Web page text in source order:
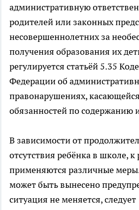
административную
родителей или законных
несовершеннолетних за
получения образования их
регулируется статьёй 5.35
Федерации об
правонарушениях,
обязанностей по содержанию
В зависимости от
отсутствия ребёнка в школе,
применяются различные
может быть вынесено
ситуация не меняется, следует